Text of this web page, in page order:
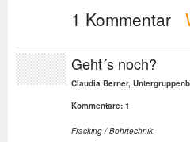
1 Kommentar
Geht´s noch?
Claudia Berner,
Kommentare: 1
Fracking / Bohrtechnik